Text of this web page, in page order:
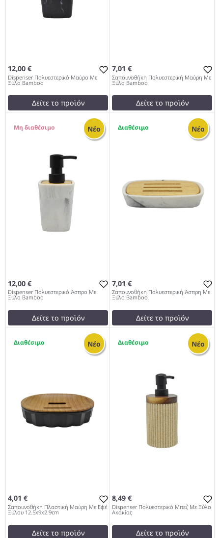
12,00 €
Dispenser Πολυεστερικό Μαύρο Με
Ξύλο Bamboo
Δείτε το προϊόν
testFalse
Dispenser Πολυεστερικό
Μαύρο Με Ξύλο Bamboo
7,01 €
Σαπουνοθήκη Πολυεστερική Μαύρη Με
Ξύλο Bamboo
Δείτε το προϊόν
testFalse
Σαπουνοθήκη Πολυεστερική
Νέο
12,00 €
Dispenser Πολυεστερικό Άσπρο Με
Ξύλο Bamboo
Δείτε το προϊόν
testFalse
Dispenser Πολυεστερικό
Νέο
7,01 €
Σαπουνοθήκη Πολυεστερική Άσπρη Με
Ξύλο Bamboo
Δείτε το προϊόν
testFalse
Σαπουνοθήκη Πολυεστερική
Νέο
4,01 €
Σαπουνοθήκη Πλαστική Μαύρη Με Εφέ
Ξύλου 12.5x9x2.9cm
Δείτε το προϊόν
Νέο
8,49 €
Dispenser Πολυεστερικό Μπεζ Με Ξύλο
Ακακίας
Δείτε το προϊόν